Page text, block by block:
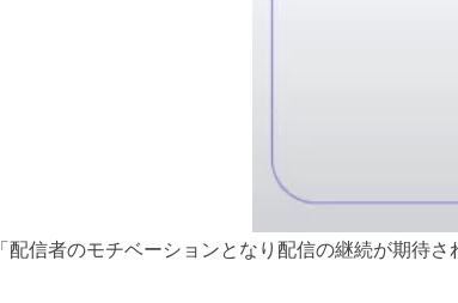
「配信者のモチベーションとなり配信の継続が期待